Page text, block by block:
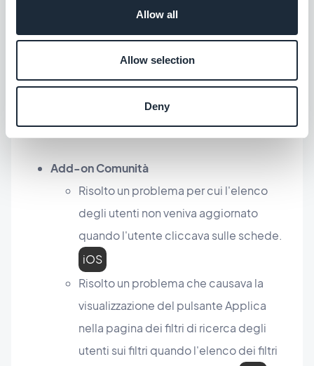
Allow all
Allow selection
Deny
registrazione. iOS
Risolto un problema che causava il
troncamento del testo dei termini nelle
schermate di login e registrazione.
Add-on Comunità
Risolto un problema per cui l'elenco
degli utenti non veniva aggiornato
quando l'utente cliccava sulle schede.
iOS
Risolto un problema che causava la
visualizzazione del pulsante Applica
nella pagina dei filtri di ricerca degli
utenti sui filtri quando l'elenco dei filtri